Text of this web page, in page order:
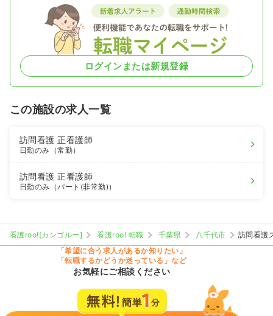
ログインまたは新規登録
この施設の求人一覧
訪問看護正看護師
日勤のみ（常勤）
訪問看護正看護師
日勤のみ（パート(非常勤)）
看護roo![カンゴルー] 看護roo! 転職 千葉県 八千代市
訪問看護
「希望に合う求人があるか知りたい」
「転職するかどうか迷っている」など
お気軽にご相談ください